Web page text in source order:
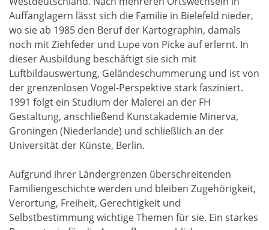
Auffanglagern lässt sich die Familie in Bielefeld nieder,
wo sie ab 1985 den Beruf der Kartographin, damals
noch mit Ziehfeder und Lupe von Picke auf erlernt. In
dieser Ausbildung beschäftigt sie sich mit
Luftbildauswertung, Geländeschummerung und ist von
der grenzenlosen Vogel-Perspektive stark fasziniert.
1991 folgt ein Studium der Malerei an der FH
Gestaltung, anschließend Kunstakademie Minerva,
Groningen (Niederlande) und schließlich an der
Universität der Künste, Berlin.
Aufgrund ihrer Ländergrenzen überschreitenden
Familiengeschichte werden und bleiben Zugehörigkeit,
Verortung, Freiheit, Gerechtigkeit und
Selbstbestimmung wichtige Themen für sie. Ein starkes